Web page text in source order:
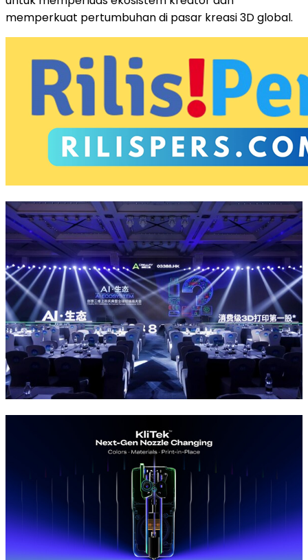
memperkuat pertumbuhan di pasar kreasi 3D global.